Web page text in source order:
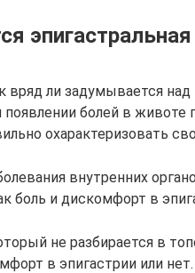
ли задумывается над
появлении болей в животе
охарактеризовать
внутренних
боль и дискомфорт в
не разбирается в
в эпигастрии или нет.